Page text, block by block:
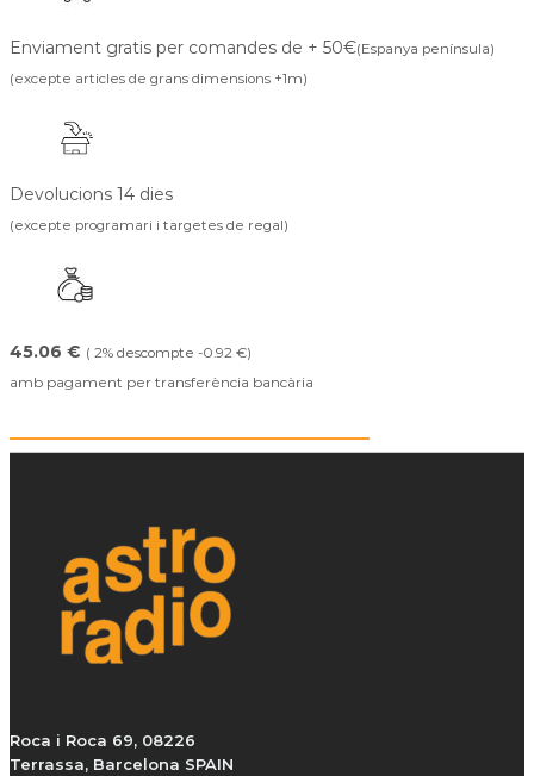
Enviament gratis per comandes de + 50€(Espanya península)
(excepte articles de grans dimensions +1m)
Devolucions 14 dies
(excepte programari i targetes de regal)
45.06 € ( 2% descompte -0.92 €)
amb pagament per transferència bancària
Roca i Roca 69, 08226
Terrassa, Barcelona SPAIN